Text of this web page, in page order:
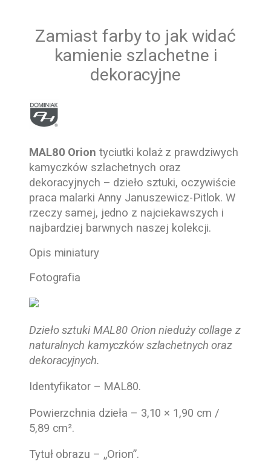
Zamiast farby to jak widać
kamienie szlachetne i
dekoracyjne
MAL80 Orion tyciutki kolaż z prawdziwych
kamyczków szlachetnych oraz
dekoracyjnych – dzieło sztuki, oczywiście
praca malarki Anny Januszewicz-Pitlok. W
rzeczy samej, jedno z najciekawszych i
najbardziej barwnych naszej kolekcji.
Opis miniatury
Fotografia
Dzieło sztuki MAL80 Orion nieduży collage z
naturalnych kamyczków szlachetnych oraz
dekoracyjnych.
Identyfikator – MAL80.
Powierzchnia dzieła – 3,10 × 1,90 cm /
5,89 cm².
Tytuł obrazu – „Orion”.